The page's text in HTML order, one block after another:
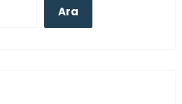
Ara